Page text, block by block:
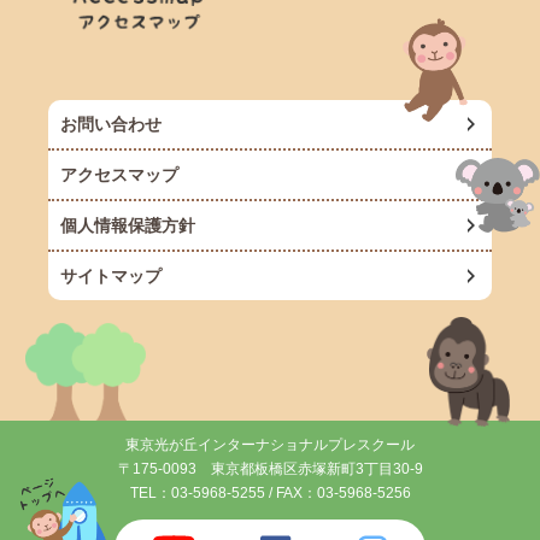
お問い合わせ
アクセスマップ
個人情報保護方針
サイトマップ
東京光が丘インターナショナルプレスクール
〒175-0093 東京都板橋区赤塚新町3丁目30-9
TEL： 03-5968-5255 / FAX：03-5968-5256